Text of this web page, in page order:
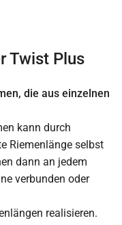
Twist Plus
die aus einzelnen
kann durch
Riemenlänge selbst
dann an jedem
verbunden oder
realisieren.